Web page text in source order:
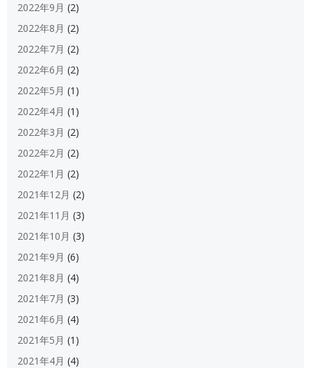
2022年9月 (2)
2022年8月 (2)
2022年7月 (2)
2022年6月 (2)
2022年5月 (1)
2022年4月 (1)
2022年3月 (2)
2022年2月 (2)
2022年1月 (2)
2021年12月 (2)
2021年11月 (3)
2021年10月 (3)
2021年9月 (6)
2021年8月 (4)
2021年7月 (3)
2021年6月 (4)
2021年5月 (1)
2021年4月 (4)